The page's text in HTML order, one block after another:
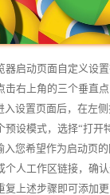
器启动页面自定义设置
击右上角的三个垂直
入设置页面后，在左
预设模式，选择“打开
入您希望作为启动页
个人工作区链接，确
复上述步骤即可添加